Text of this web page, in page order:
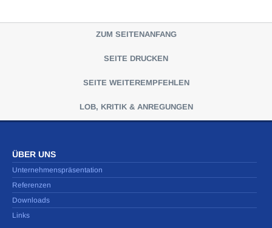
ZUM SEITENANFANG
SEITE DRUCKEN
SEITE WEITEREMPFEHLEN
LOB, KRITIK & ANREGUNGEN
ÜBER UNS
Unternehmenspräsentation
Referenzen
Downloads
Links